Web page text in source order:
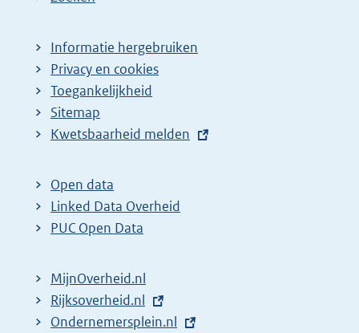
Informatie hergebruiken
Privacy en cookies
Toegankelijkheid
Sitemap
E
t
e
r
l
i
n
Kwetsbaarheid melden
Open data
Linked Data Overheid
PUC Open Data
MijnOverheid.nl
E
x
Rijksoverheid.nl
E
Ondernemersplein.nl